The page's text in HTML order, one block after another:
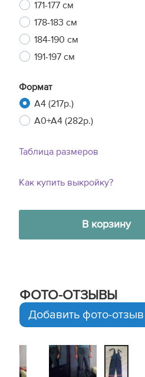
171-177 см
178-183 см
184-190 см
191-197 см
Формат
A4 (217р.)
A0+A4 (282р.)
Таблица размеров
Как купить выкройку?
В корзину
ФОТО-ОТЗЫВЫ
Добавить фото-отзыв